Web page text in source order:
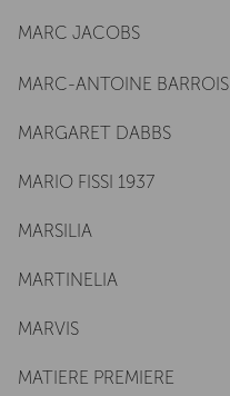
MARC JACOBS
MARC-ANTOINE BARROIS
MARGARET DABBS
MARIO FISSI 1937
MARSILIA
MARTINELIA
MARVIS
MATIERE PREMIERE